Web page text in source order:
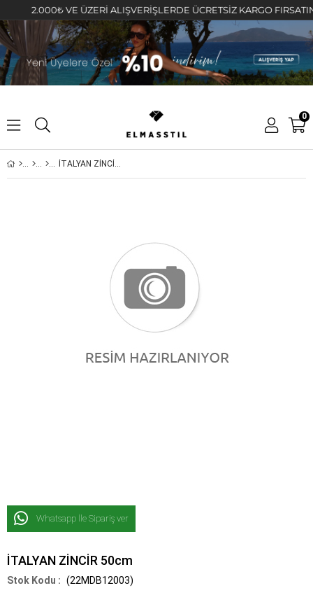
2.000₺ VE ÜZERİ ALIŞVERİŞLERDE ÜCRETSİZ KARGO FIRSATINI
0
İTALYAN ZİNCİR 50cm
Whatsapp İle Sipariş ver
İTALYAN ZİNCİR 50cm
(22MDB12003)